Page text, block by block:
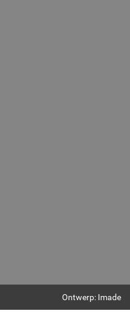
Ontwerp: Imade